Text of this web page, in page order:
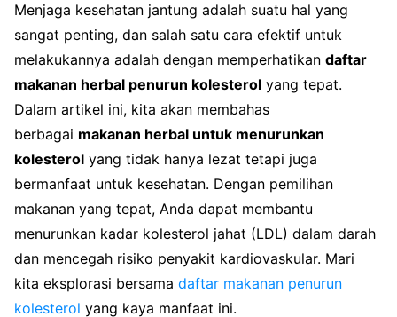
Menjaga kesehatan jantung adalah suatu hal yang
sangat penting, dan salah satu cara efektif untuk
melakukannya adalah dengan memperhatikan daftar
makanan herbal penurun kolesterol yang tepat.
Dalam artikel ini, kita akan membahas
berbagai makanan herbal untuk menurunkan
kolesterol yang tidak hanya lezat tetapi juga
bermanfaat untuk kesehatan. Dengan pemilihan
makanan yang tepat, Anda dapat membantu
menurunkan kadar kolesterol jahat (LDL) dalam darah
dan mencegah risiko penyakit kardiovaskular. Mari
kita eksplorasi bersama daftar makanan penurun
kolesterol yang kaya manfaat ini.